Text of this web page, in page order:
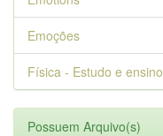
Emoções
Física - Estudo e ensino
Possuem Arquivo(s)